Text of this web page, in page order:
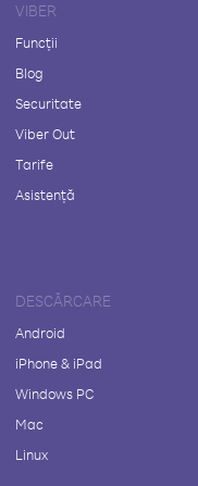
VIBER
Funcții
Blog
Securitate
Viber Out
Tarife
Asistență
DESCĂRCARE
Android
iPhone & iPad
Windows PC
Mac
Linux